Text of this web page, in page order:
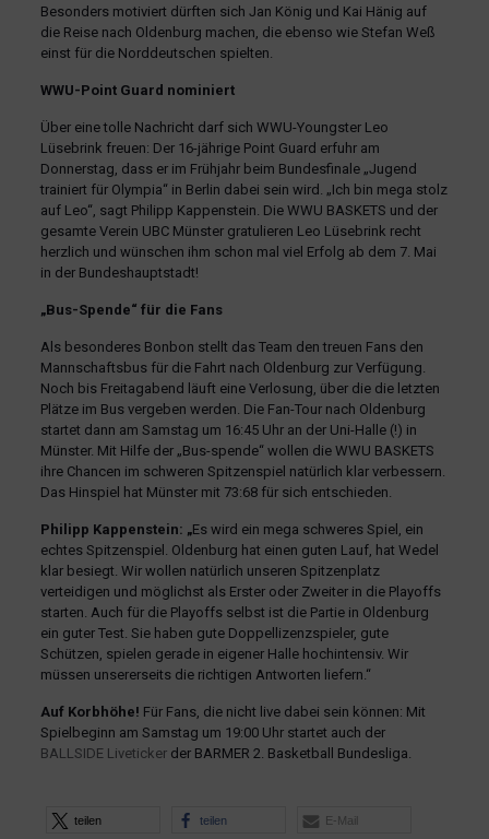
Besonders motiviert dürften sich Jan König und Kai Hänig auf
die Reise nach Oldenburg machen, die ebenso wie Stefan Weß
einst für die Norddeutschen spielten.
WWU-Point Guard nominiert
Über eine tolle Nachricht darf sich WWU-Youngster Leo
Lüsebrink freuen: Der 16-jährige Point Guard erfuhr am
Donnerstag, dass er im Frühjahr beim Bundesfinale „Jugend
trainiert für Olympia“ in Berlin dabei sein wird. „Ich bin mega stolz
auf Leo“, sagt Philipp Kappenstein. Die WWU BASKETS und der
gesamte Verein UBC Münster gratulieren Leo Lüsebrink recht
herzlich und wünschen ihm schon mal viel Erfolg ab dem 7. Mai
in der Bundeshauptstadt!
„Bus-Spende“ für die Fans
Als besonderes Bonbon stellt das Team den treuen Fans den
Mannschaftsbus für die Fahrt nach Oldenburg zur Verfügung.
Noch bis Freitagabend läuft eine Verlosung, über die die letzten
Plätze im Bus vergeben werden. Die Fan-Tour nach Oldenburg
startet dann am Samstag um 16:45 Uhr an der Uni-Halle (!) in
Münster. Mit Hilfe der „Bus-spende“ wollen die WWU BASKETS
ihre Chancen im schweren Spitzenspiel natürlich klar verbessern.
Das Hinspiel hat Münster mit 73:68 für sich entschieden.
Philipp Kappenstein: „Es wird ein mega schweres Spiel, ein
echtes Spitzenspiel. Oldenburg hat einen guten Lauf, hat Wedel
klar besiegt. Wir wollen natürlich unseren Spitzenplatz
verteidigen und möglichst als Erster oder Zweiter in die Playoffs
starten. Auch für die Playoffs selbst ist die Partie in Oldenburg
ein guter Test. Sie haben gute Doppellizenzspieler, gute
Schützen, spielen gerade in eigener Halle hochintensiv. Wir
müssen unsererseits die richtigen Antworten liefern.“
Auf Korbhöhe! Für Fans, die nicht live dabei sein können: Mit
Spielbeginn am Samstag um 19:00 Uhr startet auch der
BALLSIDE Livetickerder BARMER 2. Basketball Bundesliga.
teilen teilen E-Mail